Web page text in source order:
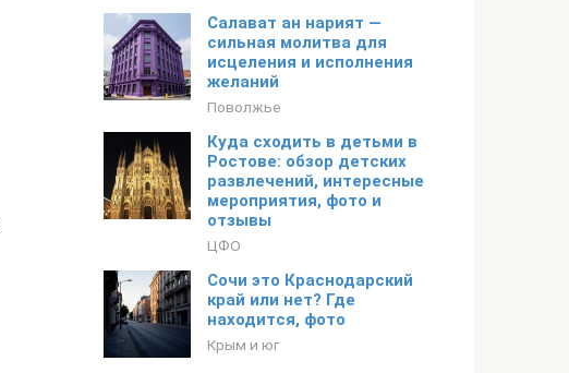
Салават ан нарият —
сильная молитва для
исцеления и исполнения
желаний
Поволжье
Куда сходить в детьми в
Ростове: обзор детских
развлечений, интересные
мероприятия, фото и
отзывы
ЦФО
Сочи это Краснодарский
край или нет? Где
находится, фото
Крым и юг